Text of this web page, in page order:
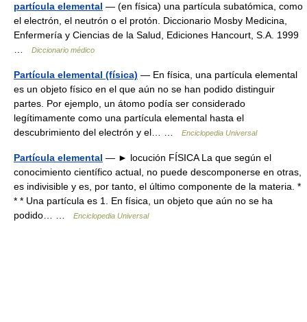
partícula elemental — (en física) una partícula subatómica, como
el electrón, el neutrón o el protón. Diccionario Mosby Medicina,
Enfermería y Ciencias de la Salud, Ediciones Hancourt, S.A. 1999
…
Diccionario médico
Partícula elemental (física) — En física, una partícula elemental
es un objeto físico en el que aún no se han podido distinguir
partes. Por ejemplo, un átomo podía ser considerado
legítimamente como una partícula elemental hasta el
descubrimiento del electrón y el… …
Enciclopedia Universal
Partícula elemental — ► locución FÍSICA La que según el
conocimiento científico actual, no puede descomponerse en otras,
es indivisible y es, por tanto, el último componente de la materia. *
* * Una partícula es 1. En física, un objeto que aún no se ha
podido… …
Enciclopedia Universal